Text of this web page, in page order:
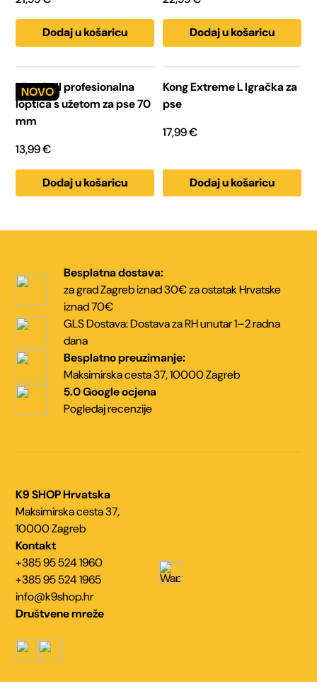
Dodaj u košaricu Dodaj u košaricu
Liker Ball profesionalna
loptica s užetom za pse 70
mm
13,99€
Dodaj u košaricu
Kong Extreme L Igračka za
pse
17,99€
Dodaj u košaricu
Besplatna dostava:
za grad Zagreb iznad 30€za ostatak Hrvatske
iznad 70€
GLS Dostava:Dostava za RH unutar1–2 radna
dana
Besplatno preuzimanje:
Maksimirska cesta 37,10000 Zagreb
5.0 Google ocjena
Pogledaj recenzije
K9 SHOP Hrvatska
Maksimirska cesta 37,
10000 Zagreb
Kontakt
+385 95 524 1960
+385 95 524 1965
info@k9shop.hr
Društvene mreže